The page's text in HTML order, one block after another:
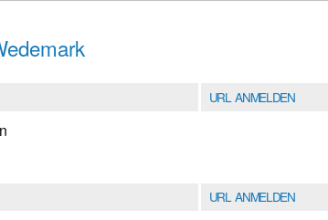
URL ANMELDEN
URL ANMELDEN